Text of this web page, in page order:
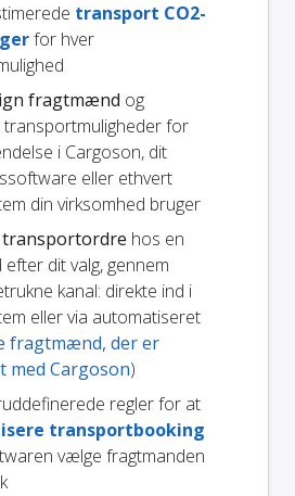
transport CO2-
for hver
fragtmænd og
transportmuligheder for
i Cargoson, dit
eller ethvert
din virksomhed bruger
transportordre hos en
dit valg, gennem
kanal: direkte ind i
eller via automatiseret
fragtmænd, der er
med Cargoson)
regler for at
transportbooking
vælge fragtmanden